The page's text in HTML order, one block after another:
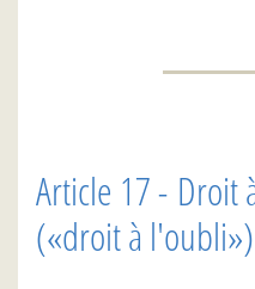
Article 17 - Droit
(«droit à l'oubli»)